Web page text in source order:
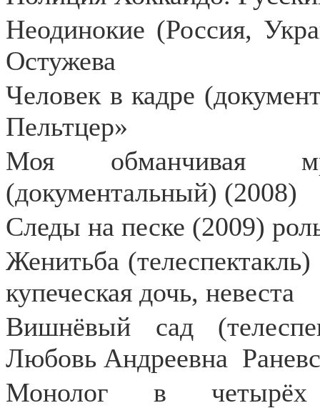
Неодинокие (Россия,
Остужева
Человек в кадре
Пельтцер»
Моя обманчивая
(документальный) (2008)
Следы на песке (2009)
Женитьба
купеческая дочь, невеста
Вишнёвый сад
Любовь Андреевна
Монолог в